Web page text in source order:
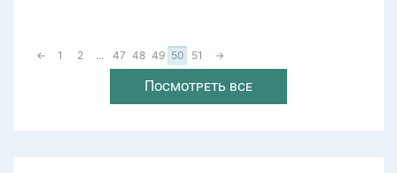
← 1 2 ... 47 48 49 50 51 →
Посмотреть все